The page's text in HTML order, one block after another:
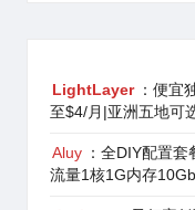
LightLayer ：便宜
至$4/月|亚洲五地可
Aluy ：全DIY配置
流量1核1G内存